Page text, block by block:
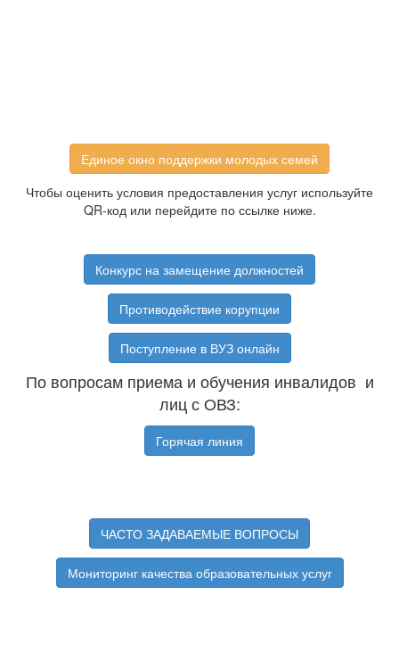
Единое окно поддержки молодых семей
Чтобы оценить условия предоставления услуг используйте
QR-код или перейдите по ссылке ниже.
Конкурс на замещение должностей
Противодействие корупции
Поступление в ВУЗ онлайн
По вопросам приема и обучения инвалидов и
лиц с ОВЗ:
Горячая линия
ЧАСТО ЗАДАВАЕМЫЕ ВОПРОСЫ
Мониторинг качества образовательных услуг